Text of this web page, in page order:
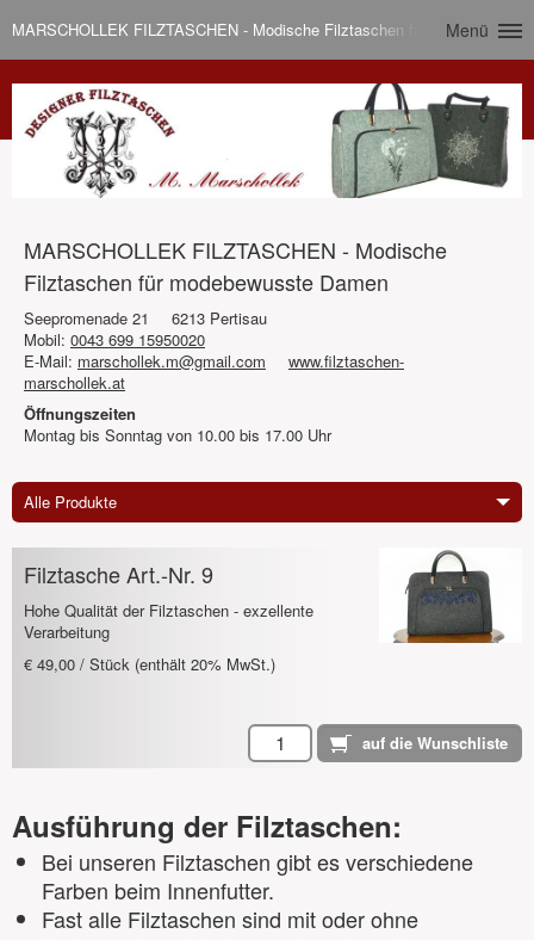
MARSCHOLLEK FILZTASCHEN - Modische Filztaschen für Menü
MARSCHOLLEK FILZTASCHEN - Modische
Filztaschen für modebewusste Damen
Seepromenade 21
6213 Pertisau
Mobil: 0043 699 15950020
E-Mail: marschollek.m@gmail.com
www.filztaschen-
marschollek.at
Öffnungszeiten
Montag bis Sonntag von 10.00 bis 17.00 Uhr
Alle Produkte
Filztasche Art.-Nr. 9
Hohe Qualität der Filztaschen - exzellente
Verarbeitung
€ 49,00 / Stück (enthält 20% MwSt.)
Ausführung der Filztaschen:
Bei unseren Filztaschen gibt es verschiedene
Farben beim Innenfutter.
Fast alle Filztaschen sind mit oder ohne